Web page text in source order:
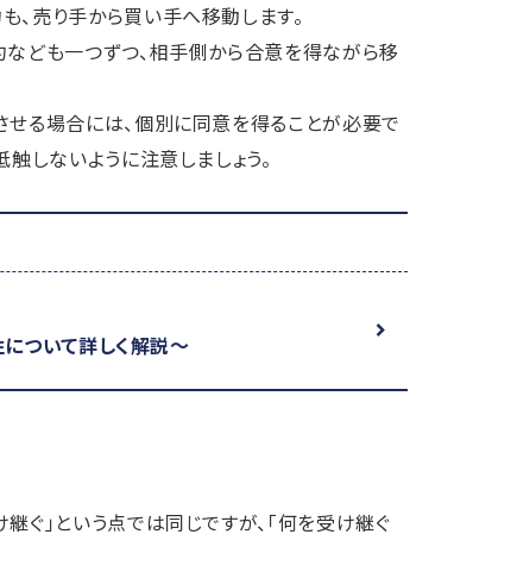
売り手から買い手へ移動します。
ども一つずつ、相手側から合意を得ながら移
る場合には、個別に同意を得ることが必要で
しないように注意しましょう。
ついて詳しく解説～
」という点では同じですが、「何を受け継ぐ